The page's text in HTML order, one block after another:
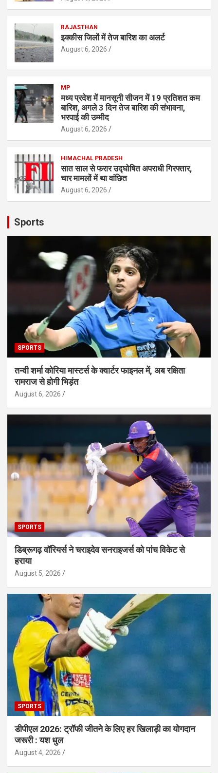
RAJASTHAN
इक्कीस जिलों में तेज बारिश का अलर्ट
August 6, 2026
MP
मध्य प्रदेश में मानसूनी सीजन में 19 प्रतिशत कम
बारिश, अगले 3 दिन तेज बारिश की संभावना,
भरपाई की उम्मीद
August 6, 2026
HIMACHAL PRADESH
सात साल से फरार उद्घोषित अपराधी गिरफ्तार,
चार मामलों में था वांछित
August 6, 2026
Sports
SPORTS
तन्वी शर्मा कोरिया मास्टर्स के क्वार्टर फाइनल में, अब रक्षिता
रामराज से होगी भिड़ंत
August 6, 2026
SPORTS
डिब्रूगढ़ वॉरियर्स ने चराइदेव सनराइजर्स को पांच विकेट से
हराया
August 5, 2026
SPORTS
डीपीएल 2026: ट्रॉफी जीतने के लिए हर खिलाड़ी का योगदान
जरूरी : यश धुल
August 4, 2026